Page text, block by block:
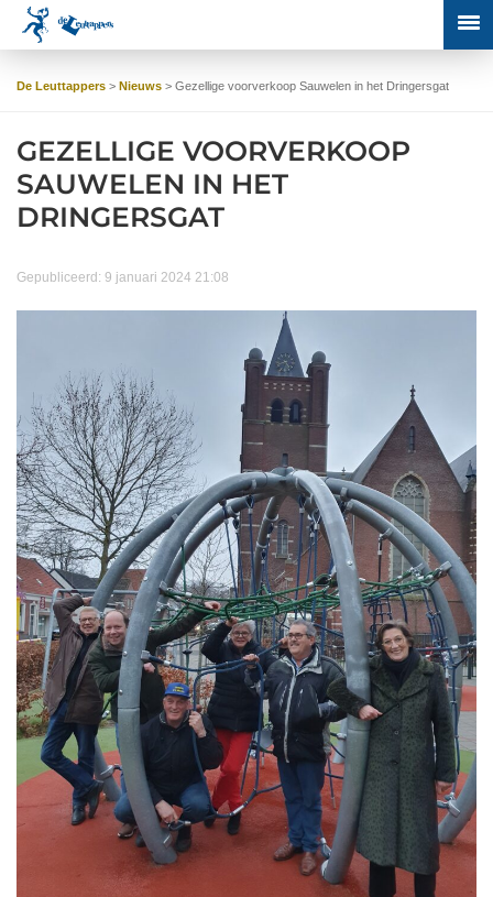
De Leuttappers > Nieuws > Gezellige voorverkoop Sauwelen in het Dringersgat
GEZELLIGE VOORVERKOOP
SAUWELEN IN HET
DRINGERSGAT
Gepubliceerd: 9 januari 2024 21:08